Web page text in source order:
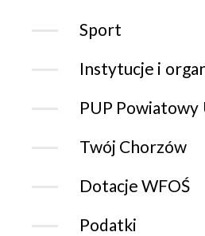
Sport
Instytucje i
PUP Powiatowy
Twój Chorzów
Dotacje WFOŚ
Podatki